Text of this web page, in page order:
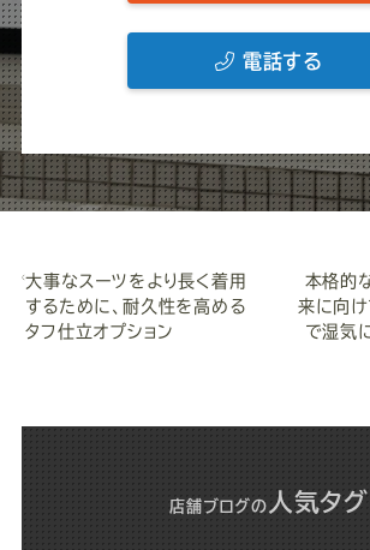
電話する
大事なスーツをより長く着用
するために、耐久性を高める
タフ仕立オプション
本格的
来に向け
で湿気
店舗ブログの 人気タグ